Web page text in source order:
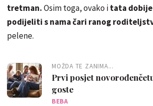
tretman.Osim toga, ovako itata
podijeliti s nama čari ranog
pelene.
MOŽDA TE ZANIMA...
Prvi posjet
goste
BEBA